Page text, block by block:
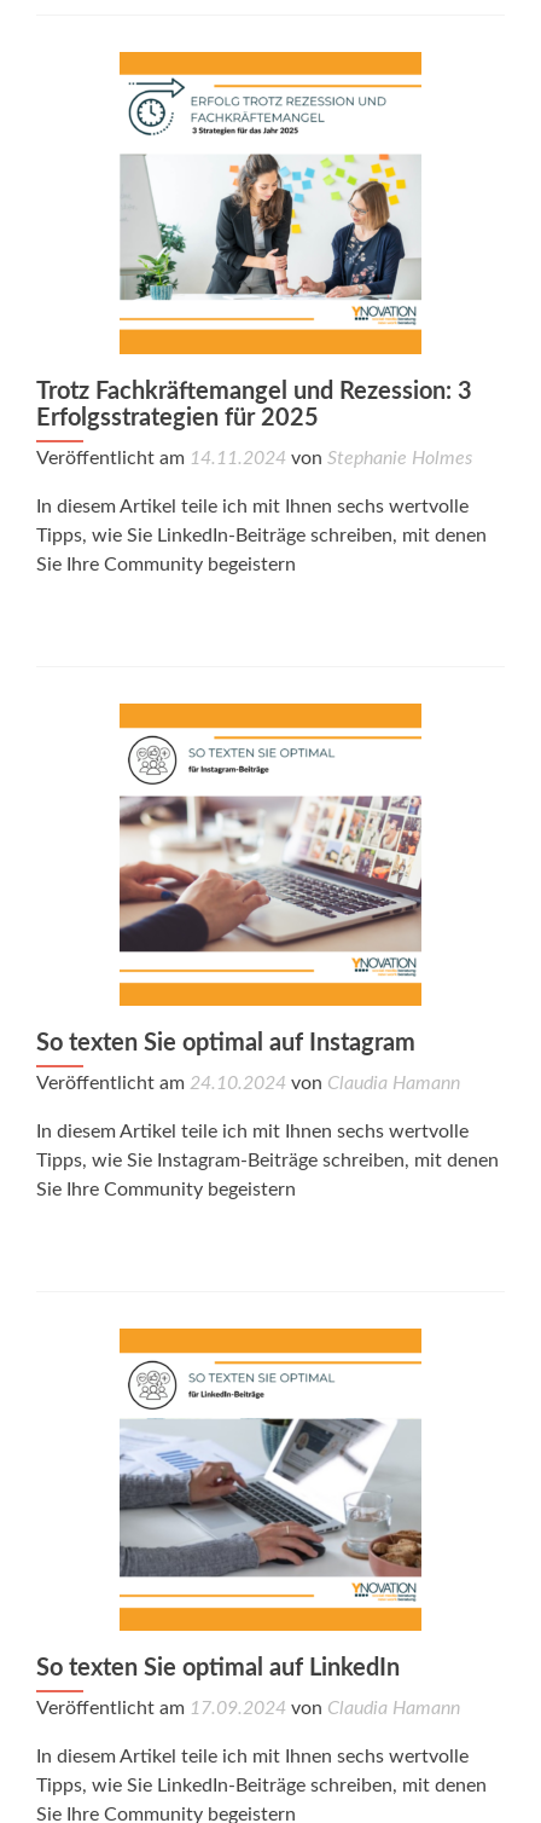
Trotz Fachkräftemangel und Rezession: 3
Erfolgsstrategien für 2025
Veröffentlicht am 14.11.2024 von Stephanie Holmes
In diesem Artikel teile ich mit Ihnen sechs wertvolle
Tipps, wie Sie LinkedIn-Beiträge schreiben, mit denen
Sie Ihre Community begeistern
So texten Sie optimal auf Instagram
Veröffentlicht am 24.10.2024 von Claudia Hamann
In diesem Artikel teile ich mit Ihnen sechs wertvolle
Tipps, wie Sie Instagram-Beiträge schreiben, mit denen
Sie Ihre Community begeistern
So texten Sie optimal auf LinkedIn
Veröffentlicht am 17.09.2024 von Claudia Hamann
In diesem Artikel teile ich mit Ihnen sechs wertvolle
Tipps, wie Sie LinkedIn-Beiträge schreiben, mit denen
Sie Ihre Community begeistern